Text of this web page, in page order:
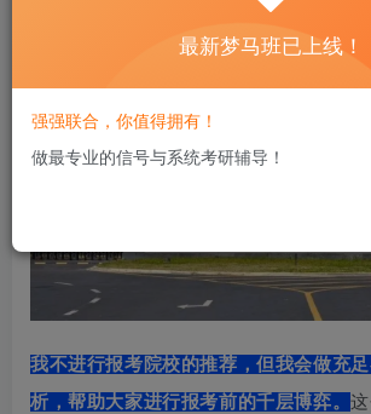
我不进行报考院校的推荐，但我会做充
析，帮助大家进行报考前的千层博弈。
最新梦马班已上线！
强强联合，你值得拥有！
做最专业的信号与系统考研辅导！